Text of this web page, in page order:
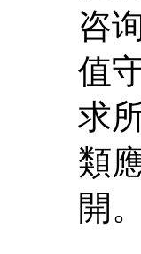
咨
值
求
類
開。